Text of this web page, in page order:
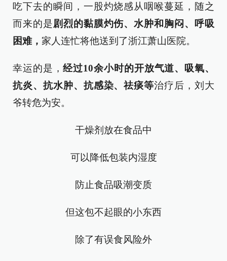
吃下去的瞬间，一股灼烧感从咽喉蔓延，随之
而来的是剧烈的黏膜灼伤、水肿和胸闷、呼吸
困难， 家人连忙将他送到了浙江萧山医院。
幸运的是，经过10余小时的开放气道、吸氧、
抗炎、抗水肿、抗感染、祛痰等治疗后，刘大
爷转危为安。
干燥剂放在食品中
可以降低包装内湿度
防止食品吸潮变质
但这包不起眼的小东西
除了有误食风险外